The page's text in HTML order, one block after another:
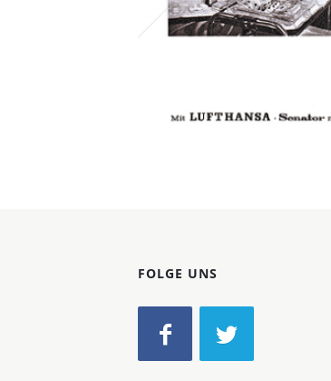
FOLGE UNS